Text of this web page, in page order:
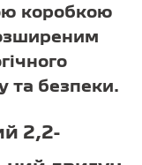
коробкою
та безпеки.
2,2-